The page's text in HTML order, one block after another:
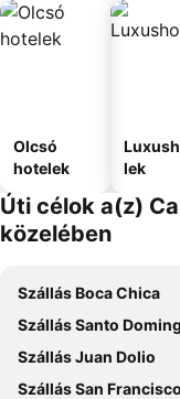
Olcsó
hotelek
lek
Úti célok a(z)
közelében
Szállás Boca Chica
Szállás Santo
Szállás Juan Dolio
Szállás San Francisco de